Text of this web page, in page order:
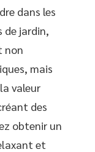
dans les
de jardin,
non
mais
valeur
des
obtenir un
et